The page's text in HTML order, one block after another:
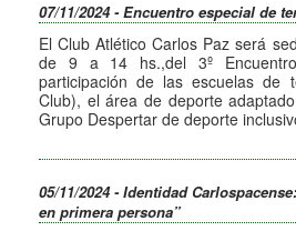
mismo día en el lugar antes de la
07/11/2024 - Encuentro especial de
El Club Atlético Carlos Paz será
de 9 a 14 hs.,del 3º
participación de las escuelas de
Club), el área de deporte
Grupo Despertar de deporte
Los encuentros se llevarán a
Atlético Carlos Paz comenzando
14 hs.
05/11/2024 - Identidad
en primera persona”